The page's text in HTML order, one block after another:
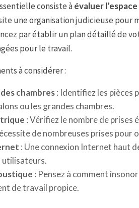
consiste àévaluer
une organisation judicieuse
par établir un plan détaillé de
pour le travail.
à considérer :
chambres: Identifiez les pièces
ou les grandes chambres.
: Vérifiez le nombre de prises
de nombreuses prises pour
: Une connexion Internet haut
: Pensez à comment
de travail propice.